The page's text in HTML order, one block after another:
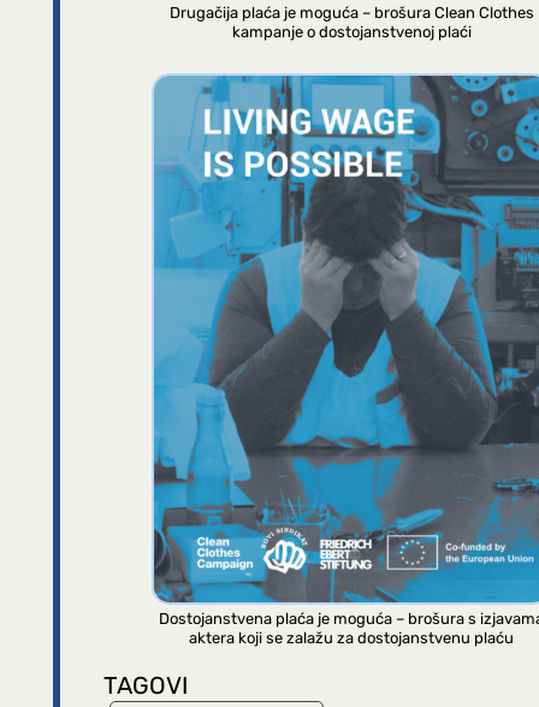
Drugačija plaća je moguća – brošura Clean Clothes
kampanje o dostojanstvenoj plaći
Dostojanstvena plaća je moguća – brošura s
aktera koji se zalažu za dostojanstvenu plaću
TAGOVI